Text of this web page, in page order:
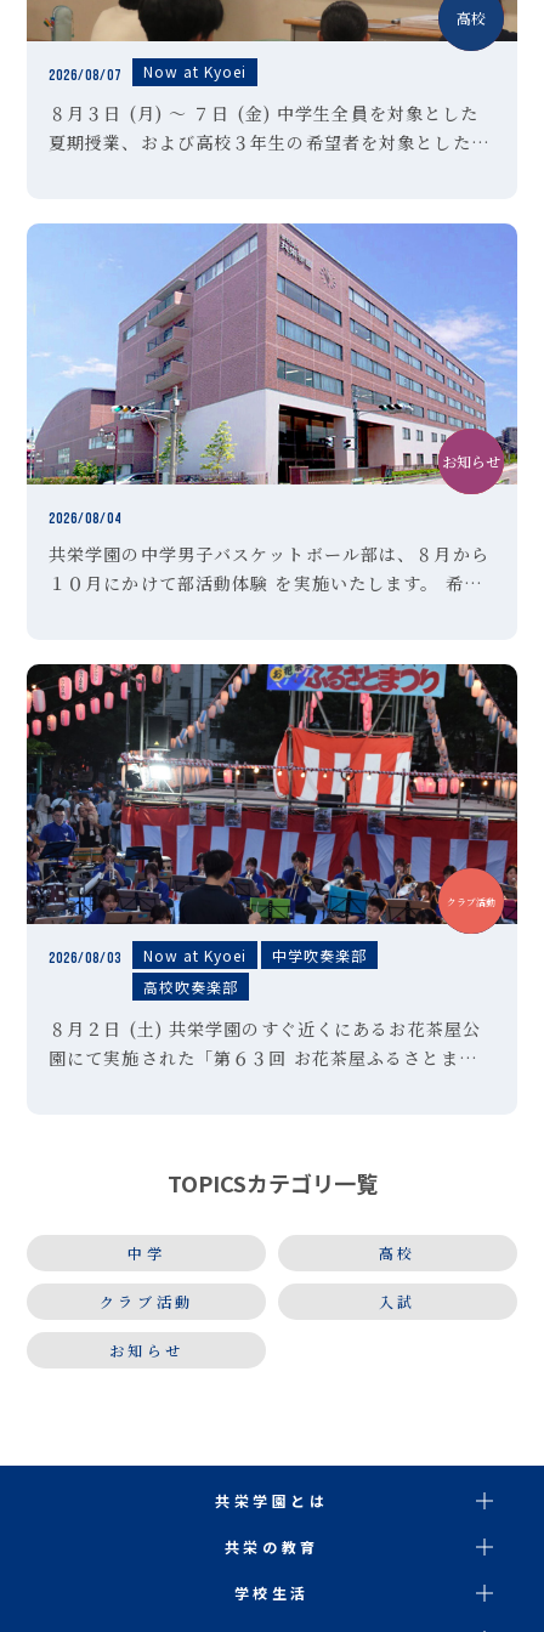
2026/08/07 Now at Kyoei
中学
高校
８月３日 (月) ～ ７日 (金) 中学生全員を対象とした
夏期授業、および高校３年生の希望者を対象とした夏
に負けずに懸命に授 […]
2026/08/04
中学
クラブ活動
お知らせ
共栄学園の中学男子バスケットボール部は、８月から
１０月にかけて部活動体験 を実施いたします。 希望
ください。
2026/08/03 Now at Kyoei
中学吹奏楽部
高校吹奏楽部
中学
高校
クラブ活動
８月２日 (土) 共栄学園のすぐ近くにあるお花茶屋公
園にて実施された「第６３回 お花茶屋ふるさとまつ
TOPICSカテゴリ一覧
中学 高校
クラブ活動 入試
お知らせ
共栄学園とは
共栄の教育
学校生活